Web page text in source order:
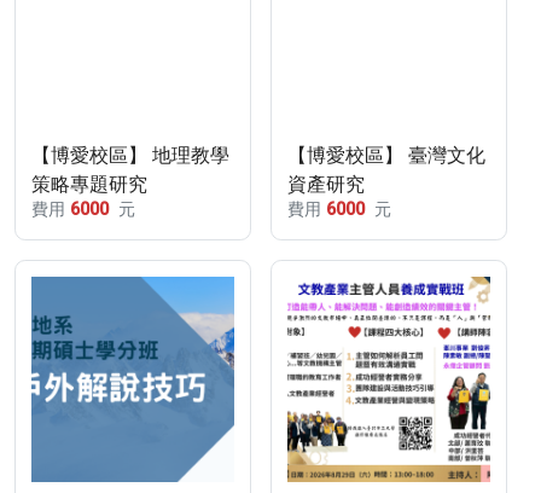
【博愛校區】 地理教學
策略專題研究
費用 6000 元
【博愛校區】 臺灣文化
資產研究
費用 6000 元